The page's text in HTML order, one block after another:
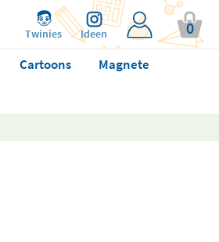
Twinies Ideen 0
Cartoons
Magnete